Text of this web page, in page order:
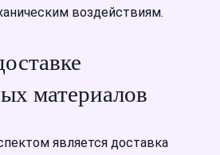
воздействиям.
материалов
является доставка